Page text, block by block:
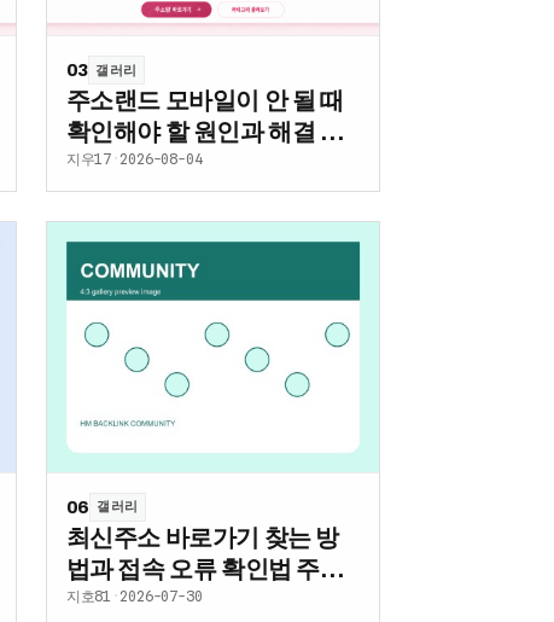
03 갤러리
주소랜드 모바일이 안 될 때
확인해야 할 원인과 해결 방
법
지우17 · 2026-08-04
06 갤러리
최신주소 바로가기 찾는 방
법과 접속 오류 확인법 주소
얌
지호81 · 2026-07-30